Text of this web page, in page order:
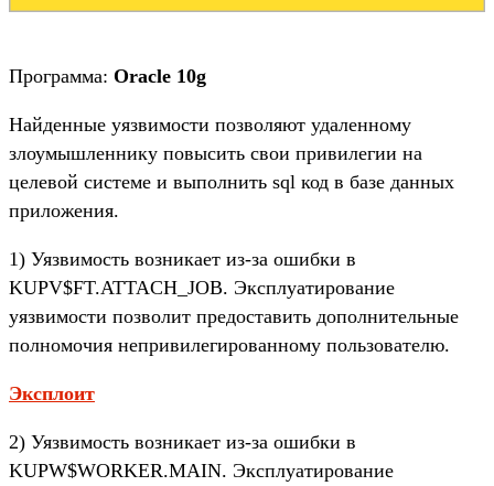
Программа: Oracle 10g
Найденные уязвимости позволяют удаленному
злоумышленнику повысить свои привилегии на
целевой системе и выполнить sql код в базе данных
приложения.
1) Уязвимость возникает из-за ошибки в
KUPV$FT.ATTACH_JOB. Эксплуатирование
уязвимости позволит предоставить дополнительные
полномочия непривилегированному пользователю.
Эксплоит
2) Уязвимость возникает из-за ошибки в
KUPW$WORKER.MAIN. Эксплуатирование